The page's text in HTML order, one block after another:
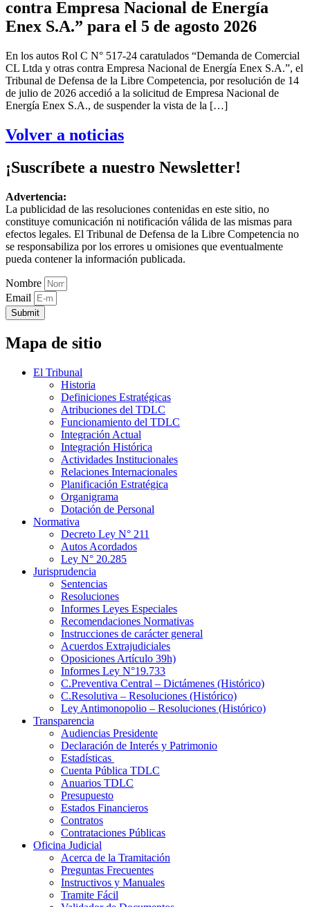
contra Empresa Nacional de Energía
Enex S.A.” para el 5 de agosto 2026
En los autos Rol C N° 517-24 caratulados “Demanda de Comercial
CL Ltda y otras contra Empresa Nacional de Energía Enex S.A.”, el
Tribunal de Defensa de la Libre Competencia, por resolución de 14
de julio de 2026 accedió a la solicitud de Empresa Nacional de
Energía Enex S.A., de suspender la vista de la […]
Volver a noticias
¡Suscríbete a nuestro Newsletter!
Advertencia:
La publicidad de las resoluciones contenidas en este sitio, no
constituye comunicación ni notificación válida de las mismas para
efectos legales. El Tribunal de Defensa de la Libre Competencia no
se responsabiliza por los errores u omisiones que eventualmente
pueda contener la información publicada.
Nombre
Email
Submit
Mapa de sitio
El Tribunal
Historia
Definiciones Estratégicas
Atribuciones del TDLC
Funcionamiento del TDLC
Integración Actual
Integración Histórica
Actividades Institucionales
Relaciones Internacionales
Planificación Estratégica
Organigrama
Dotación de Personal
Normativa
Decreto Ley N° 211
Autos Acordados
Ley N° 20.285
Jurisprudencia
Sentencias
Resoluciones
Informes Leyes Especiales
Recomendaciones Normativas
Instrucciones de carácter general
Acuerdos Extrajudiciales
Oposiciones Artículo 39h)
Informes Ley N°19.733
C.Preventiva Central – Dictámenes (Histórico)
C.Resolutiva – Resoluciones (Histórico)
Ley Antimonopolio – Resoluciones (Histórico)
Transparencia
Audiencias Presidente
Declaración de Interés y Patrimonio
Estadísticas
Cuenta Pública TDLC
Anuarios TDLC
Presupuesto
Estados Financieros
Contratos
Contrataciones Públicas
Oficina Judicial
Acerca de la Tramitación
Preguntas Frecuentes
Instructivos y Manuales
Tramite Fácil